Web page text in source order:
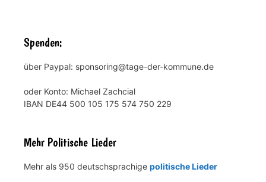
Spenden:
über Paypal: sponsoring@tage-der-kommune.de
oder Konto: Michael Zachcial
IBAN DE44 500 105 175 574 750 229
Mehr Politische Lieder
Mehr als 950 deutschsprachige politische Lieder